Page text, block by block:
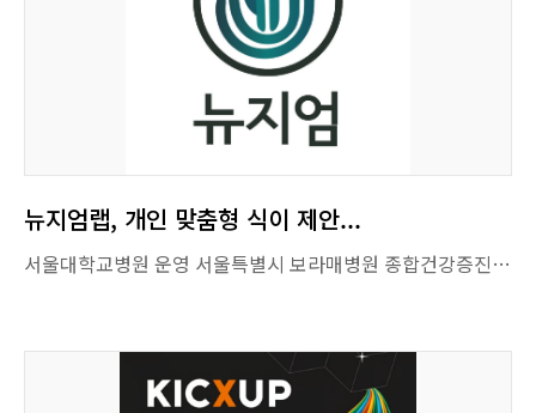
뉴지엄랩, 개인 맞춤형 식이 제안...
서울대학교병원 운영 서울특별시 보라매병원 종합건강증진센터와 뉴지엄랩이 개인 맞춤형 식이 제안 플랫폼의 체중감량 효과를 검증하기 위해 협력하여 연구를 진행한다. 본 연구는 보라매병원 임상연구윤리센터의 IRB 승인을 받은 후 연구대상자 모집을 앞두고 있다. 이번 연구는 기존의 일반적인 비만 상담과 비교하여 개인 맞춤형 식이 제안플랫폼이 체중감량에 미치는 효과를 입증하는 것을 목표로 한다. 연구 대상자는 BMI 23 이상의 과체중 또는 비만 성인으로, 최근 3개월 이내에 비만 치료를 받지 않은 사람들로 구성된다. 특히, 이번 연구는 영양위해평가를 기반으로 하여 생활 습관과 식이 요인으로 인해 취약해진 비만층을 포함함으로써, 보다 폭넓은 계층에서의 맞춤형 식이의 효과를 검증하고자 한다. 무작위 배정으로 중재군과 대조군을 나누어, 중재군에게는 식이 운동 교육과 개인 맞춤형 식이 제안 플랫폼을 활용한 체중 관리 지도를 제공하고, 대조군에게는 기존의 식이 운동 교육만을 제공한다. 연구는 약 1년간 66명(중재군 33명, 대조군 33명)을 대상으로 진행되며, 체성분 변화와 생활 습관 개선을 기저, 2주, 6주, 12주, 24주 간격으로 평가한다. 주요 평가지표는 체중, BMI, 근육량, 지방량, 체지방률 등 체성분 변화와 비만 관련 인식 변화, 생활습관 개선이다. 연구팀은 서울특별시 보라매병원 종합건강증진센터 진료교수인 한수정 교수가 연구책임자로서 연구의 전반적인 과정을 주도하며, 오범조 임상부교수(서울특별시 보라매병원)와 김지영 박사(주식회사 뉴지엄랩 대표)가 공동연구자로 참여하여 연구의 설계와 진행을 지원하고 있다. 출처 : 스타트업엔(StartupN)(https://www.startupn.kr) 유인춘 기